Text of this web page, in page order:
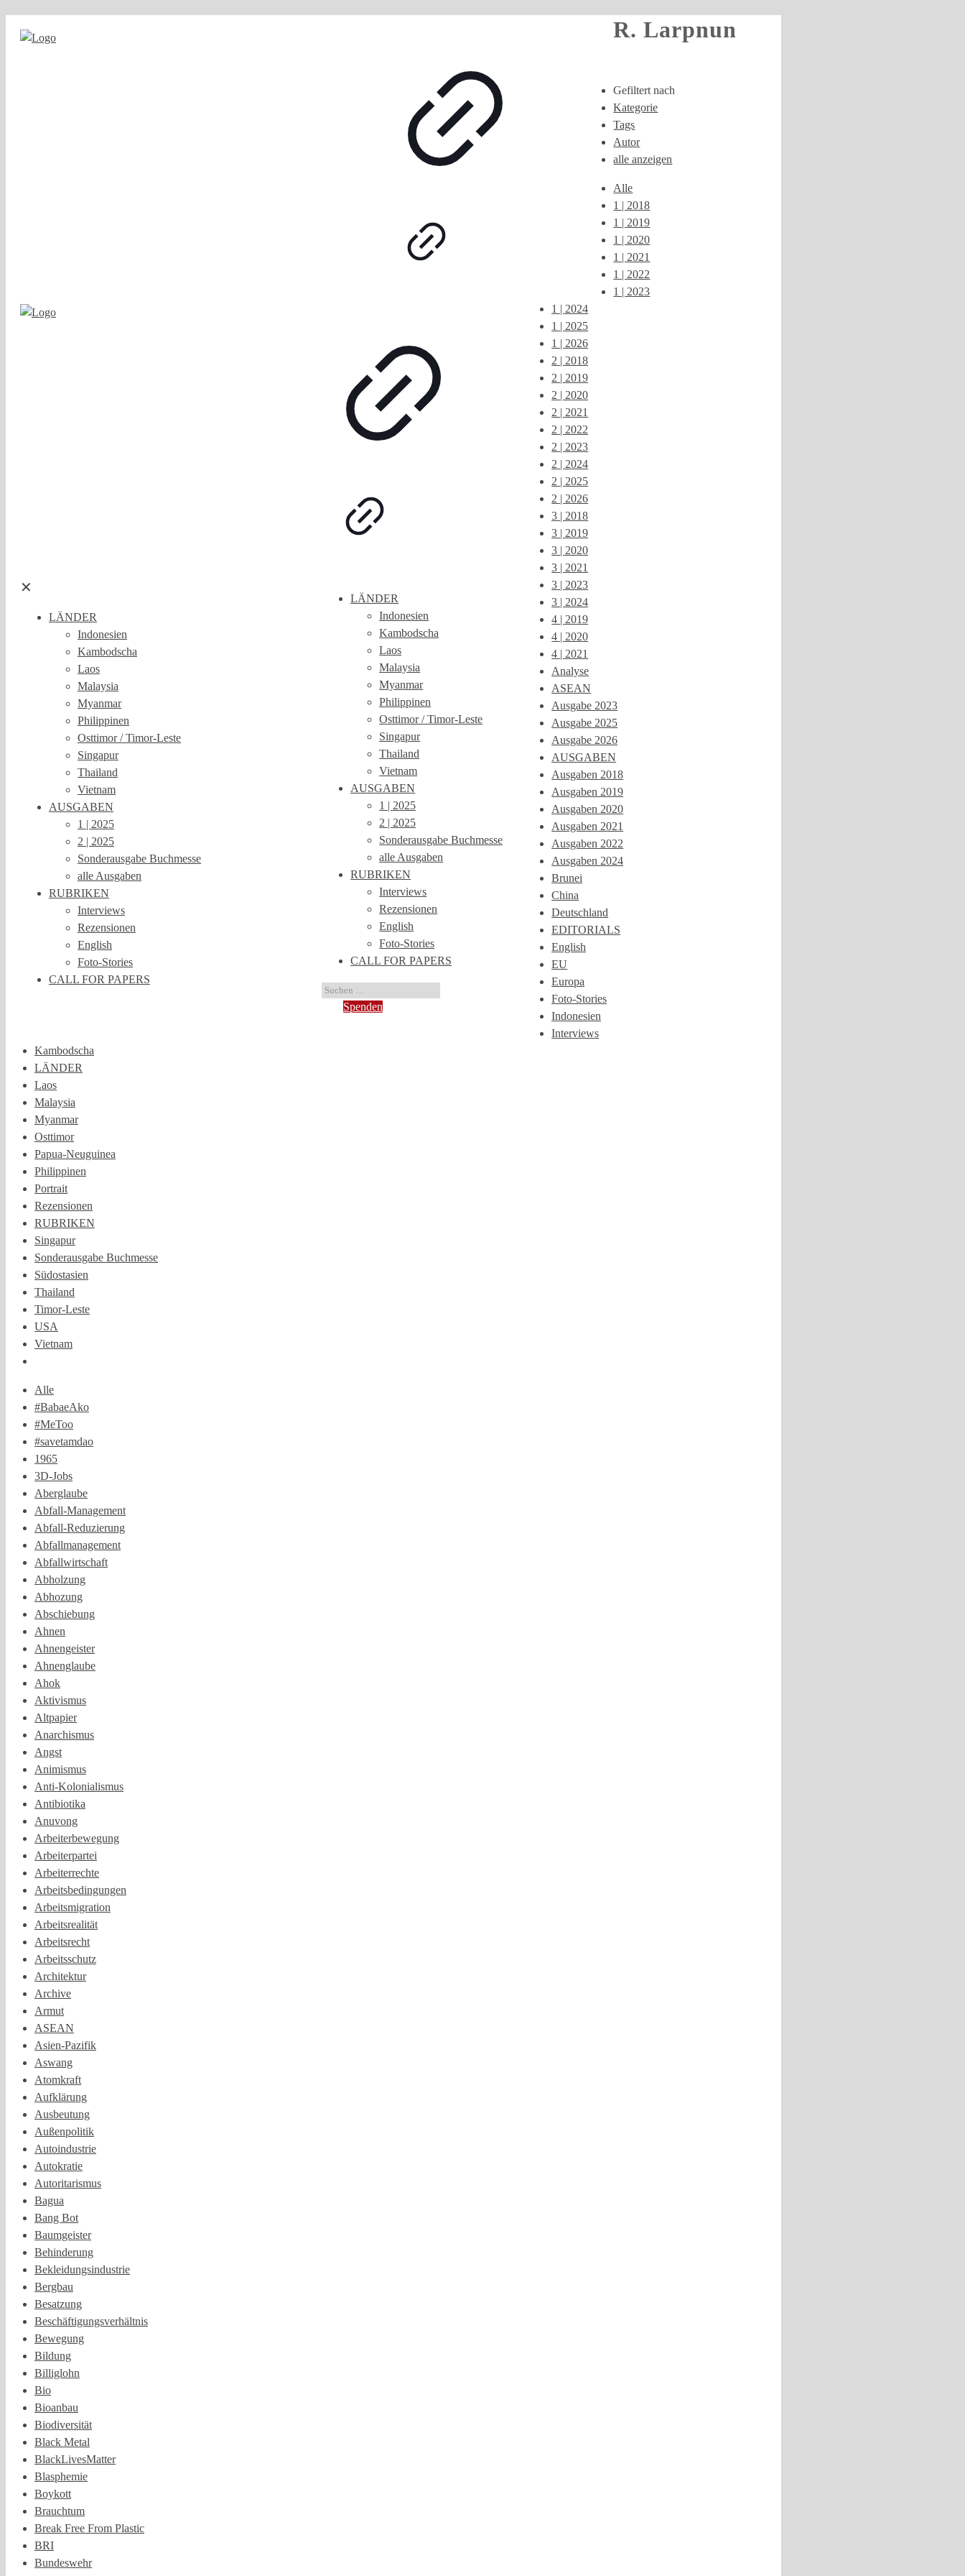
✕
LÄNDER
Indonesien
Kambodscha
Laos
Malaysia
Myanmar
Philippinen
Osttimor / Timor-Leste
Singapur
Thailand
Vietnam
AUSGABEN
1 | 2025
2 | 2025
Sonderausgabe Buchmesse
alle Ausgaben
RUBRIKEN
Interviews
Rezensionen
English
Foto-Stories
CALL FOR PAPERS
LÄNDER
Indonesien
Kambodscha
Laos
Malaysia
Myanmar
Philippinen
Osttimor / Timor-Leste
Singapur
Thailand
Vietnam
AUSGABEN
1 | 2025
2 | 2025
Sonderausgabe Buchmesse
alle Ausgaben
RUBRIKEN
Interviews
Rezensionen
English
Foto-Stories
CALL FOR PAPERS
Spenden
R. Larpnun
Gefiltert nach
Kategorie
Tags
Autor
alle anzeigen
Alle
1 | 2018
1 | 2019
1 | 2020
1 | 2021
1 | 2022
1 | 2023
1 | 2024
1 | 2025
1 | 2026
2 | 2018
2 | 2019
2 | 2020
2 | 2021
2 | 2022
2 | 2023
2 | 2024
2 | 2025
2 | 2026
3 | 2018
3 | 2019
3 | 2020
3 | 2021
3 | 2023
3 | 2024
4 | 2019
4 | 2020
4 | 2021
Analyse
ASEAN
Ausgabe 2023
Ausgabe 2025
Ausgabe 2026
AUSGABEN
Ausgaben 2018
Ausgaben 2019
Ausgaben 2020
Ausgaben 2021
Ausgaben 2022
Ausgaben 2024
Brunei
China
Deutschland
EDITORIALS
English
EU
Europa
Foto-Stories
Indonesien
Interviews
Kambodscha
LÄNDER
Laos
Malaysia
Myanmar
Osttimor
Papua-Neuguinea
Philippinen
Portrait
Rezensionen
RUBRIKEN
Singapur
Sonderausgabe Buchmesse
Südostasien
Thailand
Timor-Leste
USA
Vietnam
Alle
#BabaeAko
#MeToo
#savetamdao
1965
3D-Jobs
Aberglaube
Abfall-Management
Abfall-Reduzierung
Abfallmanagement
Abfallwirtschaft
Abholzung
Abhozung
Abschiebung
Ahnen
Ahnengeister
Ahnenglaube
Ahok
Aktivismus
Altpapier
Anarchismus
Angst
Animismus
Anti-Kolonialismus
Antibiotika
Anuvong
Arbeiterbewegung
Arbeiterpartei
Arbeiterrechte
Arbeitsbedingungen
Arbeitsmigration
Arbeitsrealität
Arbeitsrecht
Arbeitsschutz
Architektur
Archive
Armut
ASEAN
Asien-Pazifik
Aswang
Atomkraft
Aufklärung
Ausbeutung
Außenpolitik
Autoindustrie
Autokratie
Autoritarismus
Bagua
Bang Bot
Baumgeister
Behinderung
Bekleidungsindustrie
Bergbau
Besatzung
Beschäftigungsverhältnis
Bewegung
Bildung
Billiglohn
Bio
Bioanbau
Biodiversität
Black Metal
BlackLivesMatter
Blasphemie
Boykott
Brauchtum
Break Free From Plastic
BRI
Bundeswehr